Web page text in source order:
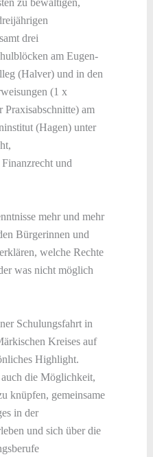
zu bewältigen,
drei
am Eugen-
(Halver) und in den
(1 x
am
(Hagen) unter
und
mehr und mehr
Bürgerinnen und
welche Rechte
was nicht möglich
Schulungsfahrt in
Kreises auf
Highlight.
die Möglichkeit,
knüpfen, gemeinsame
in der
und sich über die